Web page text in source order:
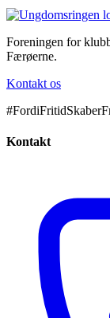
Foreningen for
Færøerne.
Kontakt os
Kontakt